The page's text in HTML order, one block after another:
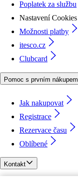
Poplatek za službu
Nastavení Cookies
Možnosti platby
itesco.cz
Clubcard
Pomoc s prvním nákupem
Jak nakupovat
Registrace
Rezervace času
Oblíbené
Kontakt